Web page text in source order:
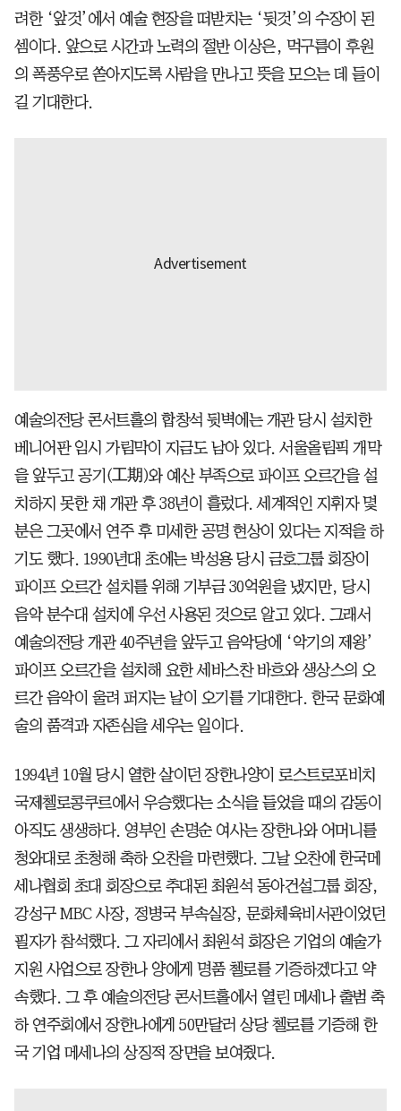
려한 ‘앞것’에서 예술 현장을 떠받치는 ‘뒷것’의 수장이 된
셈이다. 앞으로 시간과 노력의 절반 이상은, 먹구름이 후원
의 폭풍우로 쏟아지도록 사람을 만나고 뜻을 모으는 데 들이
길 기대한다.
예술의전당 콘서트홀의 합창석 뒷벽에는 개관 당시 설치한
베니어판 임시 가림막이 지금도 남아 있다. 서울올림픽 개막
을 앞두고 공기(工期)와 예산 부족으로 파이프 오르간을 설
치하지 못한 채 개관 후 38년이 흘렀다. 세계적인 지휘자 몇
분은 그곳에서 연주 후 미세한 공명 현상이 있다는 지적을 하
기도 했다. 1990년대 초에는 박성용 당시 금호그룹 회장이
파이프 오르간 설치를 위해 기부금 30억원을 냈지만, 당시
음악 분수대 설치에 우선 사용된 것으로 알고 있다. 그래서
예술의전당 개관 40주년을 앞두고 음악당에 ‘악기의 제왕’
파이프 오르간을 설치해 요한 세바스찬 바흐와 생상스의 오
르간 음악이 울려 퍼지는 날이 오기를 기대한다. 한국 문화예
술의 품격과 자존심을 세우는 일이다.
1994년 10월 당시 열한 살이던 장한나양이 로스트로포비치
국제첼로콩쿠르에서 우승했다는 소식을 들었을 때의 감동이
아직도 생생하다. 영부인 손명순 여사는 장한나와 어머니를
청와대로 초청해 축하 오찬을 마련했다. 그날 오찬에 한국메
세나협회 초대 회장으로 추대된 최원석 동아건설그룹 회장,
강성구 MBC 사장, 정병국 부속실장, 문화체육비서관이었던
필자가 참석했다. 그 자리에서 최원석 회장은 기업의 예술가
지원 사업으로 장한나 양에게 명품 첼로를 기증하겠다고 약
속했다. 그 후 예술의전당 콘서트홀에서 열린 메세나 출범 축
하 연주회에서 장한나에게 50만달러 상당 첼로를 기증해 한
국 기업 메세나의 상징적 장면을 보여줬다.